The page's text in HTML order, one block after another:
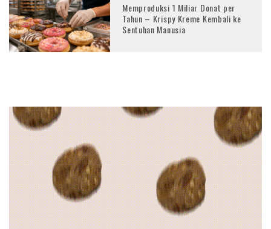
Memproduksi 1 Miliar Donat per
Tahun – Krispy Kreme Kembali ke
Sentuhan Manusia